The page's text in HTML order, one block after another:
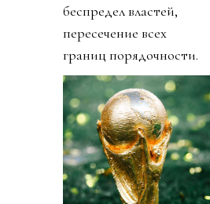
беспредел властей,
пересечение всех
границ порядочности.